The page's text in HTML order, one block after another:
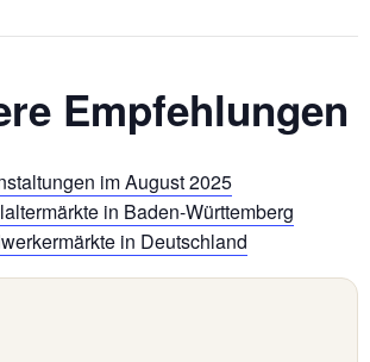
Empfehlungen
im August 2025
in Baden-Württemberg
in Deutschland